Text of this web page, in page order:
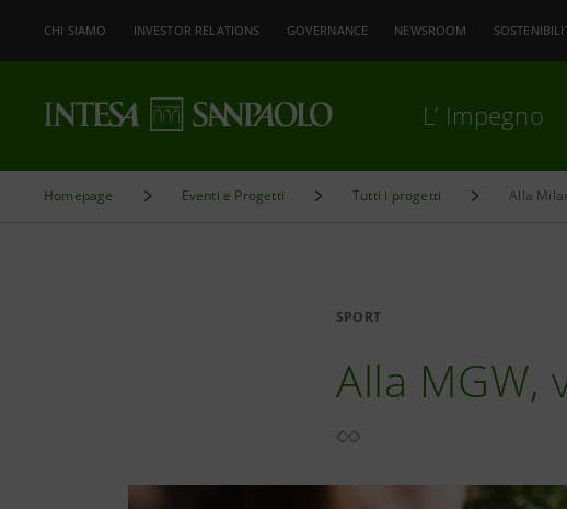
CHI SIAMO INVESTOR RELATIONS GOVERNANCE NEWSROOM
L’ Impegno
Homepage Eventi e Progetti Tutti i progetti
SPORT
Alla MGW,